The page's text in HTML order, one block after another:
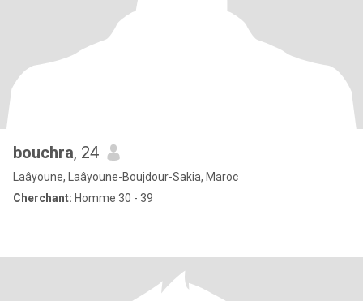
bouchra, 24
Laâyoune, Laâyoune-Boujdour-Sakia, Maroc
Cherchant: Homme 30 - 39